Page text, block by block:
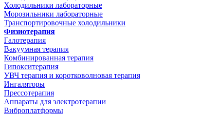
Холодильники лабораторные
Морозильники лабораторные
Транспортировочные холодильники
Физиотерапия
Галотерапия
Вакуумная терапия
Комбинированная терапия
Гипокситерапия
УВЧ терапия и коротковолновая терапия
Ингаляторы
Прессотерапия
Аппараты для электротерапии
Виброплатформы